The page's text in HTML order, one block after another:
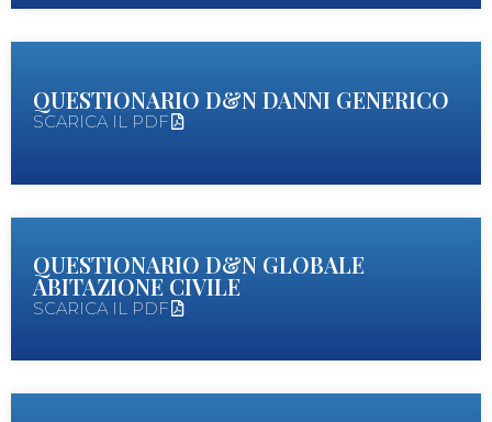
QUESTIONARIO D&N DANNI GENERICO
SCARICA IL PDF
QUESTIONARIO D&N GLOBALE
ABITAZIONE CIVILE
SCARICA IL PDF